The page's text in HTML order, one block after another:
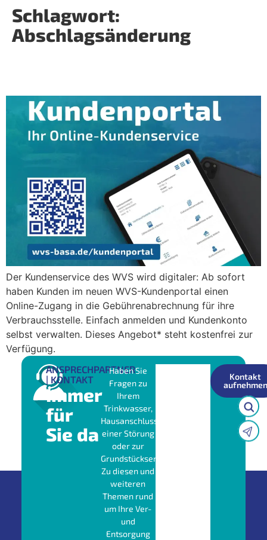
Schlagwort:
Abschlagsänderung
Der Kundenservice des WVS wird digitaler: Ab sofort
haben Kunden im neuen WVS-Kundenportal einen
Online-Zugang in die Gebührenabrechnung für ihre
Verbrauchsstelle. Einfach anmelden und Kundenkonto
selbst verwalten. Dieses Angebot* steht kostenfrei zur
Verfügung.
ANSPRECHPARTNER
| KONTAKT
Immer
für
Sie da
Haben Sie
Fragen zu
Ihrem
Trinkwasser,
Hausanschluss,
einer Störung
oder zur
Grundstücksentwässerung?
Zu diesen und
weiteren
Themen rund
um Ihre Ver-
und
Entsorgung
Kontakt
aufnehmen